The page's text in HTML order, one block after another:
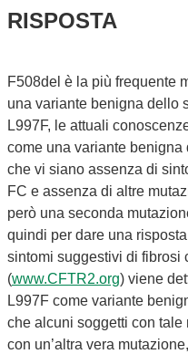
RISPOSTA
F508del è la più frequente
una variante benigna dello
L997F, le attuali
come una variante
che vi siano assenza di
FC e assenza di altre
però una seconda
quindi per dare una
sintomi suggestivi di fibrosi
(www.CFTR2.org) viene
L997F come variante
che alcuni soggetti con
con un’altra vera